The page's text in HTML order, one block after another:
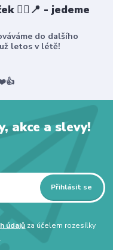
🤸‍♀️📍 - jedeme
do dalšího
letos v létě!
akce a slevy!
Přihlásit se
údajů za účelem rozesílky